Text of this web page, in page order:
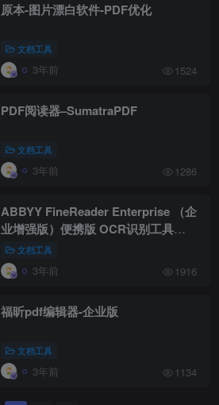
原本-图片漂白软件-PDF优化
文档工具
3年前 1524
PDF阅读器–SumatraPDF
文档工具
3年前 1286
ABBYY FineReader Enterprise （企
业增强版）便携版 OCR识别工具
（PDF编辑）
文档工具
3年前 1916
福昕pdf编辑器-企业版
文档工具
3年前 1134